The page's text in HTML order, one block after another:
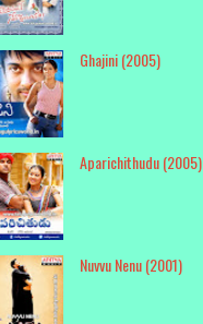
Ghajini (2005)
Aparichithudu (2005)
Nuvvu Nenu (2001)